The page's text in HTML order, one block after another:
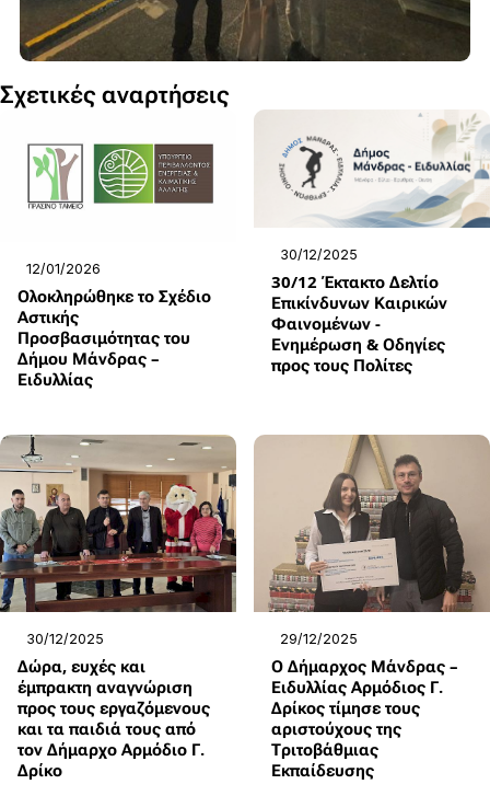
Σχετικές αναρτήσεις
12/01/2026
Ολοκληρώθηκε το Σχέδιο
Αστικής
Προσβασιμότητας του
Δήμου Μάνδρας –
Ειδυλλίας
30/12/2025
30/12 Έκτακτο Δελτίο
Επικίνδυνων Καιρικών
Φαινομένων -
Ενημέρωση & Οδηγίες
προς τους Πολίτες
30/12/2025
Δώρα, ευχές και
έμπρακτη αναγνώριση
προς τους εργαζόμενους
και τα παιδιά τους από
τον Δήμαρχο Αρμόδιο Γ.
Δρίκο
29/12/2025
Ο Δήμαρχος Μάνδρας –
Ειδυλλίας Αρμόδιος Γ.
Δρίκος τίμησε τους
αριστούχους της
Τριτοβάθμιας
Εκπαίδευσης